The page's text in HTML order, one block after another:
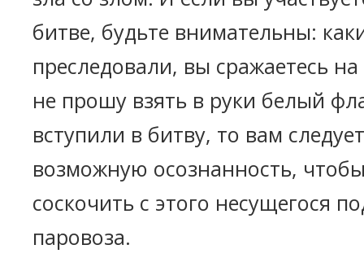
битве, будьте внимательны:
преследовали, вы сражаетесь
не прошу взять в руки белый
вступили в битву, то вам
возможную осознанность,
соскочить с этого несущегося
паровоза.